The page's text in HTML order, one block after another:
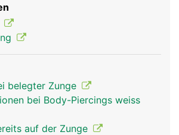
Zunge Mann
belegter Zunge
bei Body-Piercings weiss
auf der Zunge